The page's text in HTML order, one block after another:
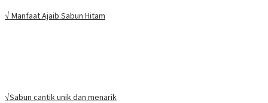
√ Manfaat Ajaib Sabun Hitam
√Sabun cantik unik dan menarik